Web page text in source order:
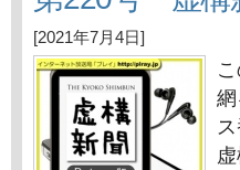
[2021年7月4日]